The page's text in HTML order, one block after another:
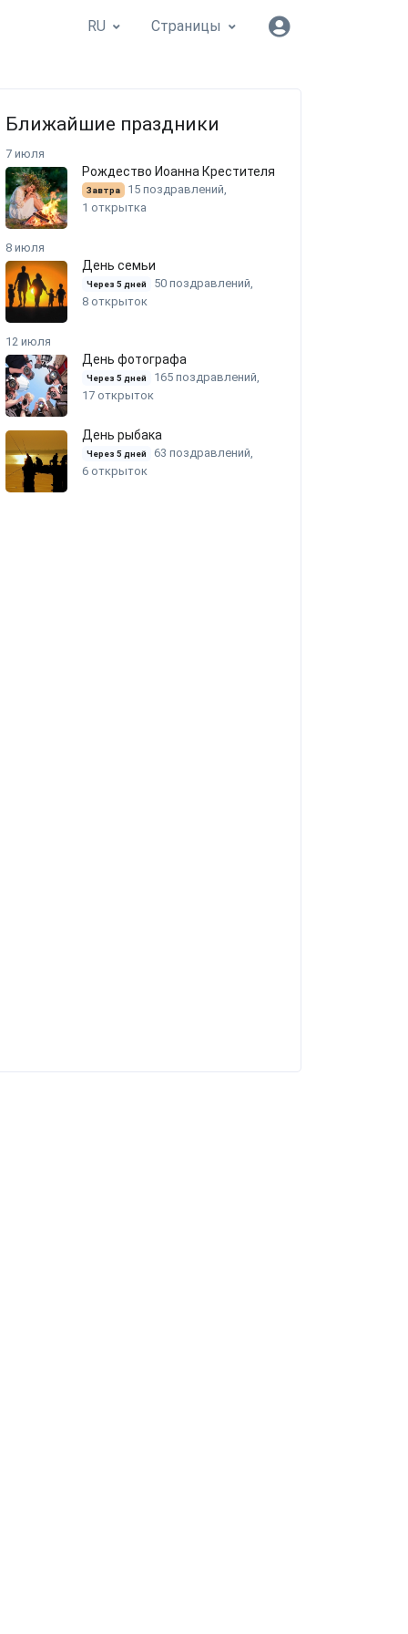
RU Страницы
Ближайшие праздники
7 июля
Рождество Иоанна Крестителя
Завтра 15 поздравлений,
1 открытка
8 июля
День семьи
Через 5 дней
50 поздравлений,
8 открыток
12 июля
День фотографа
Через 5 дней
165 поздравлений,
17 открыток
День рыбака
Через 5 дней
63 поздравлений,
6 открыток